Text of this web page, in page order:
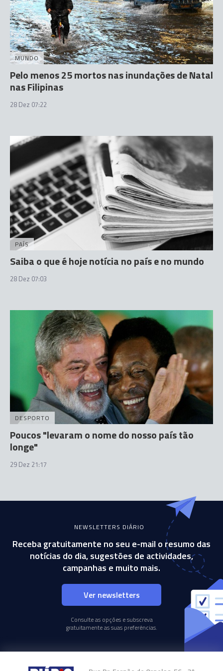
MUNDO
Pelo menos 25 mortos nas inundações de Natal
nas Filipinas
28 Dez 07:22
PAÍS
Saiba o que é hoje notícia no país e no mundo
28 Dez 07:03
DESPORTO
Poucos "levaram o nome do nosso país tão
longe"
29 Dez 21:17
NEWSLETTERS DIÁRIO
Receba gratuitamente no seu e-mail o resumo das
notícias do dia, sugestões de actividades,
campanhas e muito mais.
Ver newsletters
Consulte as opções e subscreva
gratuitamente as suas preferências.